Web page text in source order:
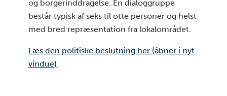
og borgerinddragelse. En dialoggruppe
består typisk af seks til otte personer og helst
med bred repræsentation fra lokalområdet.
Læs den politiske beslutning her (åbner i nyt
vindue)